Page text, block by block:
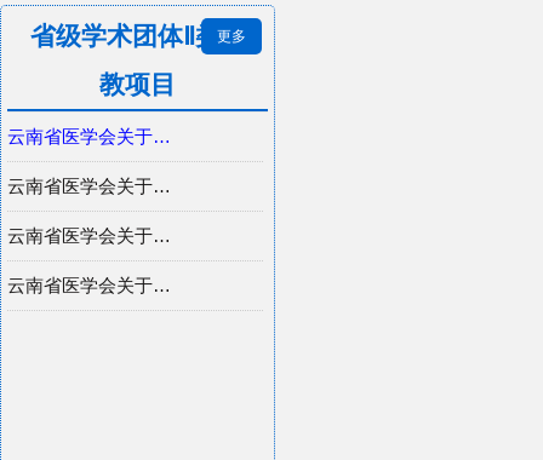
省级学术团体Ⅱ类继
教项目
更多
云南省医学会关于上报2025年工作总结及2026年工作计划的通知
云南省医学会关于上报2024年工作总结 及2025年工作计划的通知
云南省医学会关于上报2023年工作总结及2024年工作计划的通知
云南省医学会关于上报 2022 年工作总结及 2023 年工作计划的通知